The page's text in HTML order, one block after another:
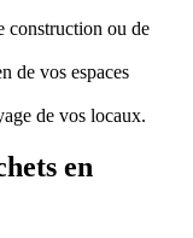
construction ou de
de vos espaces
de vos locaux.
en